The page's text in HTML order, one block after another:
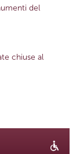
del
chiuse al